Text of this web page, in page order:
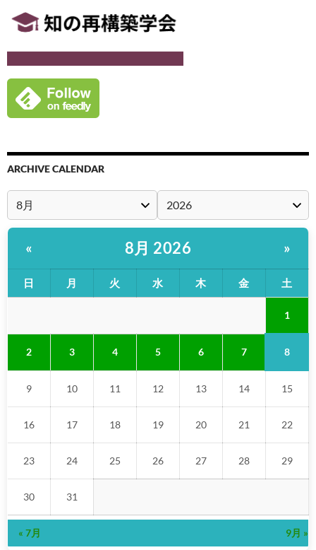
ARCHIVE CALENDAR
« 8月 2026 »
日 月 火 水 木 金 土
1
2 3 4 5 6 7 8
9 10 11 12 13 14 15
16 17 18 19 20 21 22
23 24 25 26 27 28 29
30 31
« 7月 9月 »